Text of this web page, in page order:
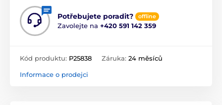
Potřebujete poradit? offline
Zavolejte na +420 591 142 359
Kód produktu: P25838 Záruka: 24 měsíců
Informace o prodejci